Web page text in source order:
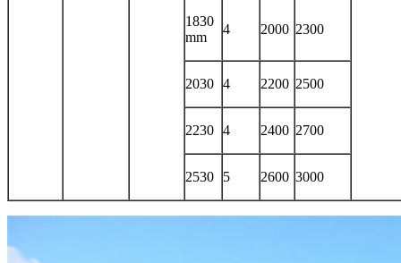
1830
mm
4 2000 2300
2030 4 2200 2500
2230 4 2400 2700
2530 5 2600 3000